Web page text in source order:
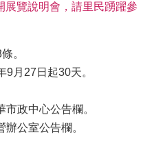
展覽說明會，請里民踴躍參
。
9月27日起30天。
政中心公告欄。
公室公告欄。